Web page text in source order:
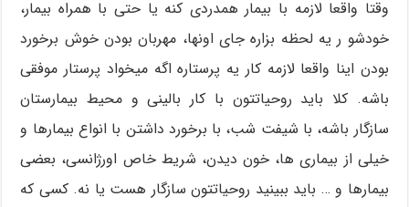
وقتا واقعا لازمه با بیمار همدردی کنه یا حتی با همراه بیمار،
خودشو ر یه لحظه بزاره جای اونها، مهربان بودن خوش برخورد
بودن اینا واقعا لازمه کار یه پرستاره اگه میخواد پرستار موفقی
باشه. کلا باید روحیاتتون با کار بالینی و محیط بیمارستان
سازگار باشه، با شیفت شب، با برخورد داشتن با انواع بیمارها و
خیلی از بیماری ها، خون دیدن، شریط خاص اورژانسی، بعضی
بیمارها و … باید ببینید روحیاتتون سازگار هست یا نه. کسی که